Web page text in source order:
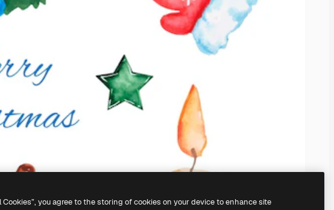
you agree to the storing of cookies on your device to enhance site